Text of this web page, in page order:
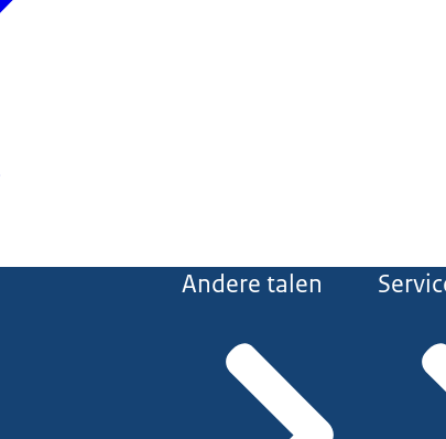
Andere talen